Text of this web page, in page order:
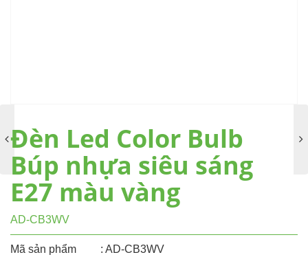
Đèn Led Color Bulb
Búp nhựa siêu sáng
E27 màu vàng
AD-CB3WV
Mã sản phẩm
: AD-CB3WV